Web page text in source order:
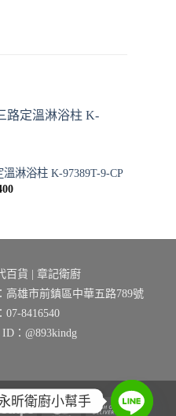
淋浴柱 K-97389T-9-CP
目
百貨 | 章記衛廚
高雄市前鎮區中華五路789號
07-8416540
：@893kindg
Stripe MasterCardCash
昕衛廚小幫手